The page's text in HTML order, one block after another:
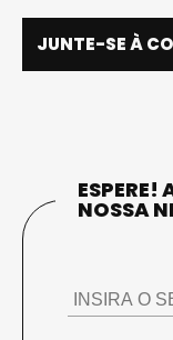
JUNTE-SE À
ESPERE!
NOSSA